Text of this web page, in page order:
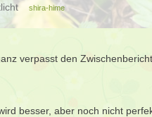
shira-hime
verpasst den
besser, aber noch nicht